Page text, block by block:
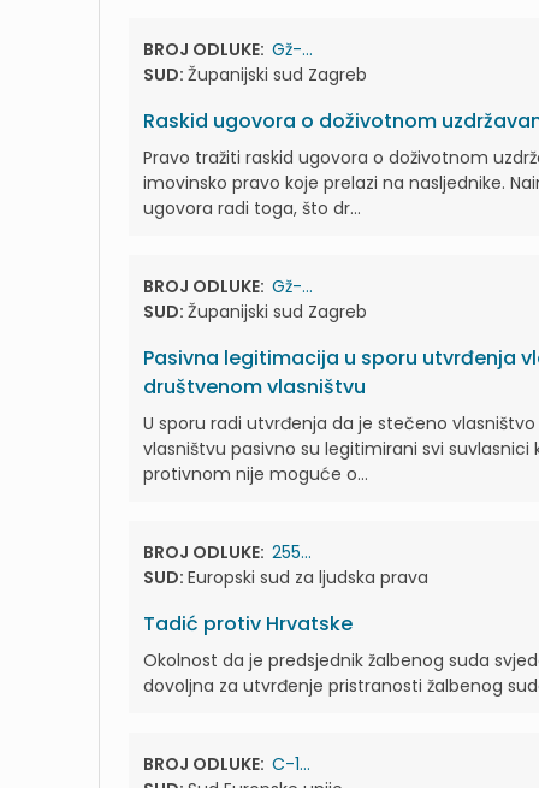
BROJ ODLUKE: Gž-...
SUD: Županijski sud Zagreb
Raskid ugovora o doživotnom
Pravo tražiti raskid ugovora o doživotnom
imovinsko pravo koje prelazi na nasljednike.
ugovora radi toga, što dr...
BROJ ODLUKE: Gž-...
SUD: Županijski sud Zagreb
Pasivna legitimacija u sporu utvrđenja
društvenom vlasništvu
U sporu radi utvrđenja da je stečeno
vlasništvu pasivno su legitimirani svi
protivnom nije moguće o...
BROJ ODLUKE: 255...
SUD: Europski sud za ljudska prava
Tadić protiv Hrvatske
Okolnost da je predsjednik žalbenog suda
dovoljna za utvrđenje pristranosti žalbenog
BROJ ODLUKE: C-1...